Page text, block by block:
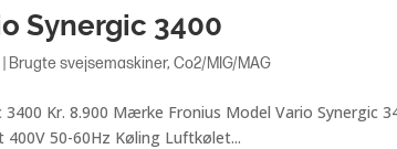
Synergic 3400
Brugte svejsemaskiner,Co2/MIG/MAG
3400 Kr. 8.900 Mærke Fronius Model Vario Synergic
400V 50-60Hz Køling Luftkølet...